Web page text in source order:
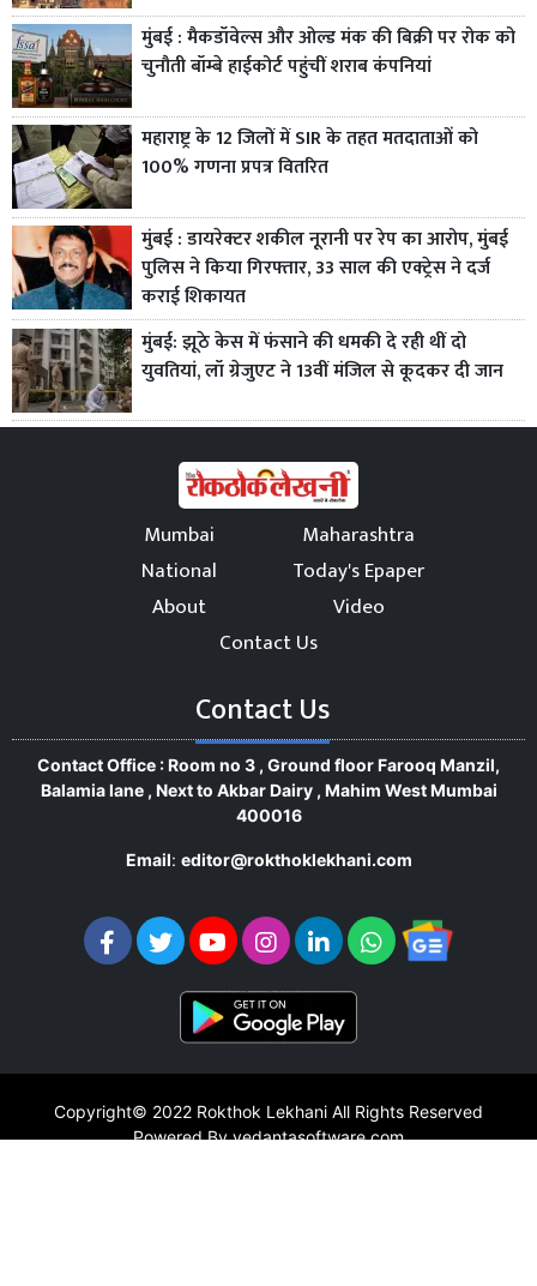
मुंबई : मैकडॉवेल्स और ओल्ड मंक की बिक्री पर रोक को
चुनौती बॉम्बे हाईकोर्ट पहुंचीं शराब कंपनियां
महाराष्ट्र के 12 जिलों में SIR के तहत मतदाताओं को
100% गणना प्रपत्र वितरित
मुंबई : डायरेक्टर शकील नूरानी पर रेप का आरोप, मुंबई
पुलिस ने किया गिरफ्तार, 33 साल की एक्ट्रेस ने दर्ज
कराई शिकायत
मुंबई: झूठे केस में फंसाने की धमकी दे रही थीं दो
युवतियां, लॉ ग्रेजुएट ने 13वीं मंजिल से कूदकर दी जान
Mumbai
Maharashtra
National
Today's Epaper
About
Video
Contact Us
Contact Us
Contact Office : Room no 3 , Ground floor Farooq Manzil,
Balamia lane , Next to Akbar Dairy , Mahim West Mumbai
400016
Email: editor@rokthoklekhani.com
Copyright© 2022 Rokthok Lekhani All Rights Reserved
Powered By vedantasoftware.com